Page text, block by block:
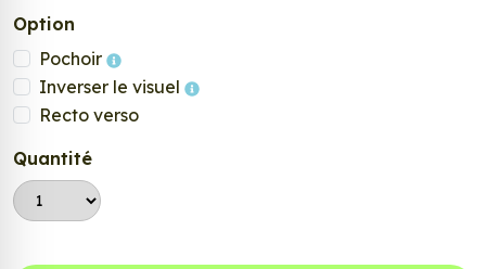
Option
Pochoir
Inverser le visuel
Recto verso
Quantité